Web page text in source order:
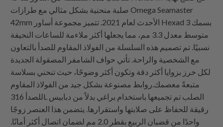
صلبة منحنية بشكل مثالي مع طرازات Omega Seamaster
42mm الأحدث لعام 2021. تتميز مجموعة أساور Hexad 3 بسمك
متوسط ​​معدل 3.3 مم، مما يجعلها أكثر ملاءمة للساعات النحيفة
نسبيًا. تم تصميم هذه السلسلة من الفولاذ المقاوم للصدأ بالتعاون
مع الشخصية والراحة. تأتي حواف الشامفر المصقولة الجديدة
لكل خرز بزوايا أكثر دقة وتكون أكثر وضوحًا، حيث تنحني بسلاسة
متبعةً معصمك.روابط مصنوعة بشكل جيد من الفولاذ المقاوم
للصدأ 316L الصلب تم تجميعها باستخدام براغي بدلاً من دبابيس
رقيقة للحفاظ على صلابتها واستقرارها. يتضمن هذا العنصر زوجًا
واحدًا من قضبان الربيع بقطر 2.0 مم لضمان اتصال أكثر أمانًا.